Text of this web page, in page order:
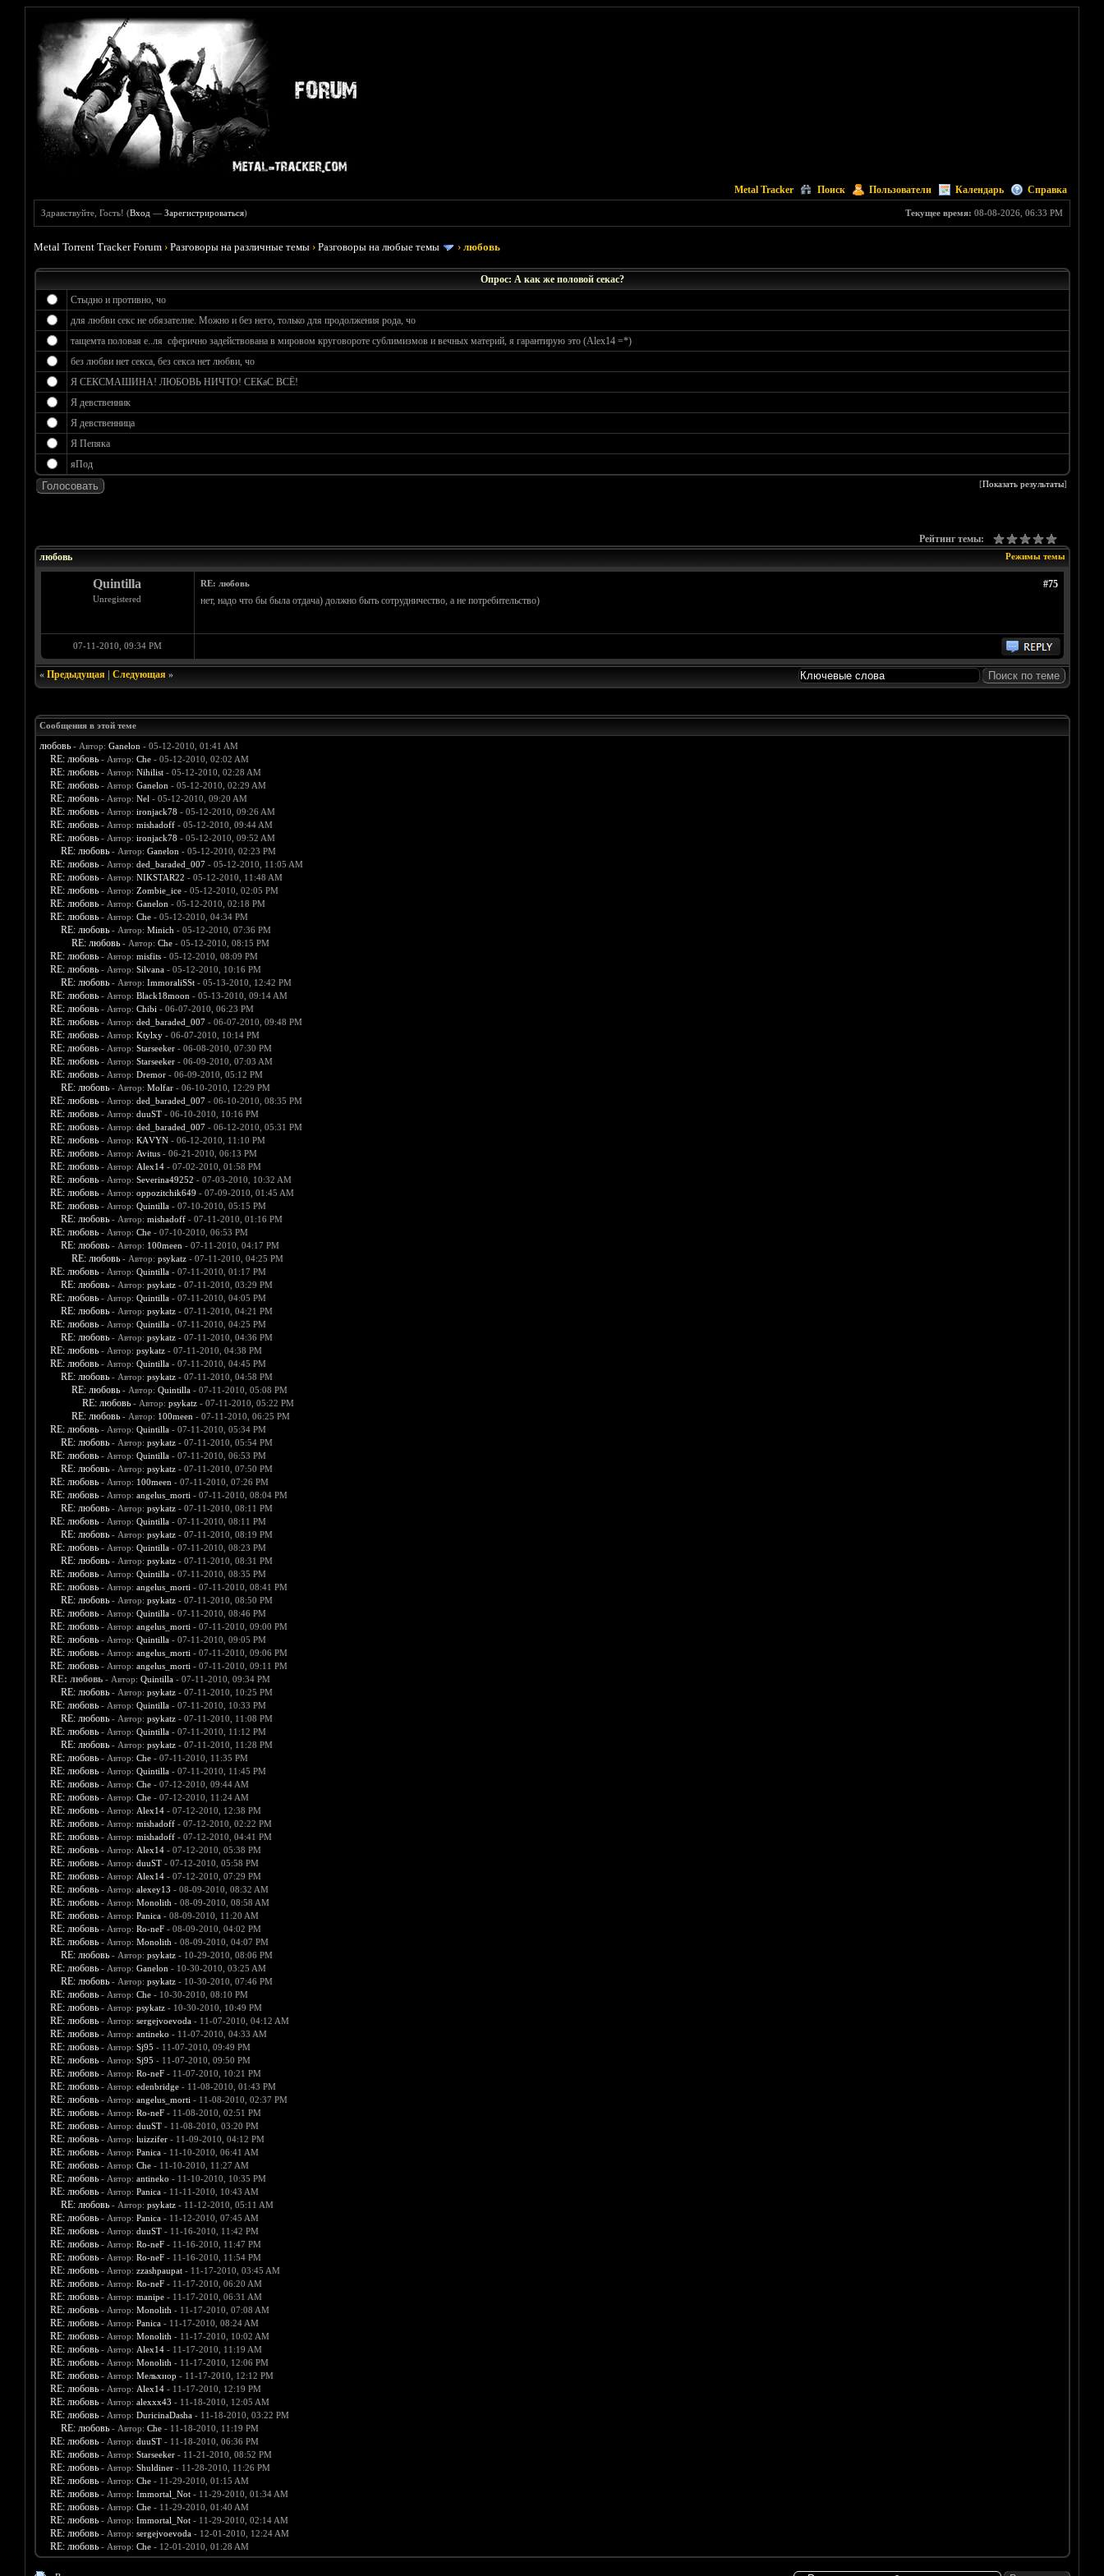
Metal Tracker Поиск Пользователи Календарь Справка
Текущее время: 08-08-2026, 06:33 PM
Здравствуйте, Гость! (Вход —Зарегистрироваться)
Metal Torrent Tracker Forum ›Разговоры на различные темы ›Разговоры на любые темы ›любовь
Опрос: А как же половой секас?
Стыдно и противно, чо
для любви секс не обязателне. Можно и без него, только для продолжения рода, чо
тащемта половая е..ля сферично задействована в мировом круговороте сублимизмов и вечных материй, я гарантирую это (Alex14 =*)
без любви нет секса, без секса нет любви, чо
Я СЕКСМАШИНА! ЛЮБОВЬ НИЧТО! СЕКаС ВСЁ!
Я девственник
Я девственница
Я Пепяка
яПод
[Показать результаты]
Рейтинг темы:
Режимы темы
любовь
Quintilla
Unregistered
#75
RE: любовь
нет, надо что бы была отдача) должно быть сотрудничество, а не потребительство)
07-11-2010, 09:34 PM
« Предыдущая| Следующая»
Сообщения в этой теме
любовь - Автор: Ganelon - 05-12-2010, 01:41 AM
RE: любовь - Автор: Che- 05-12-2010, 02:02 AM
RE: любовь - Автор: Nihilist- 05-12-2010, 02:28 AM
RE: любовь - Автор: Ganelon - 05-12-2010, 02:29 AM
RE: любовь - Автор: Nel - 05-12-2010, 09:20 AM
RE: любовь - Автор: ironjack78 - 05-12-2010, 09:26 AM
RE: любовь - Автор: mishadoff- 05-12-2010, 09:44 AM
RE: любовь - Автор: ironjack78 - 05-12-2010, 09:52 AM
RE: любовь - Автор: Ganelon - 05-12-2010, 02:23 PM
RE: любовь - Автор: ded_baraded_007- 05-12-2010, 11:05 AM
RE: любовь - Автор: NIKSTAR22 - 05-12-2010, 11:48 AM
RE: любовь - Автор: Zombie_ice- 05-12-2010, 02:05 PM
RE: любовь - Автор: Ganelon - 05-12-2010, 02:18 PM
RE: любовь - Автор: Che- 05-12-2010, 04:34 PM
RE: любовь - Автор: Minich - 05-12-2010, 07:36 PM
RE: любовь - Автор: Che- 05-12-2010, 08:15 PM
RE: любовь - Автор: misfits- 05-12-2010, 08:09 PM
RE: любовь - Автор: Silvana- 05-12-2010, 10:16 PM
RE: любовь - Автор: ImmoraliSSt- 05-13-2010, 12:42 PM
RE: любовь - Автор: Black18moon - 05-13-2010, 09:14 AM
RE: любовь - Автор: Chibi - 06-07-2010, 06:23 PM
RE: любовь - Автор: ded_baraded_007- 06-07-2010, 09:48 PM
RE: любовь - Автор: Ktylxy- 06-07-2010, 10:14 PM
RE: любовь - Автор: Starseeker- 06-08-2010, 07:30 PM
RE: любовь - Автор: Starseeker- 06-09-2010, 07:03 AM
RE: любовь - Автор: Dremor- 06-09-2010, 05:12 PM
RE: любовь - Автор: Molfar- 06-10-2010, 12:29 PM
RE: любовь - Автор: ded_baraded_007- 06-10-2010, 08:35 PM
RE: любовь - Автор: duuST- 06-10-2010, 10:16 PM
RE: любовь - Автор: ded_baraded_007- 06-12-2010, 05:31 PM
RE: любовь - Автор: КАVYN- 06-12-2010, 11:10 PM
RE: любовь - Автор: Avitus- 06-21-2010, 06:13 PM
RE: любовь - Автор: Alex14- 07-02-2010, 01:58 PM
RE: любовь - Автор: Severina49252 - 07-03-2010, 10:32 AM
RE: любовь - Автор: oppozitchik649 - 07-09-2010, 01:45 AM
RE: любовь - Автор: Quintilla- 07-10-2010, 05:15 PM
RE: любовь - Автор: mishadoff- 07-11-2010, 01:16 PM
RE: любовь - Автор: Che- 07-10-2010, 06:53 PM
RE: любовь - Автор: 100meen - 07-11-2010, 04:17 PM
RE: любовь - Автор: psykatz- 07-11-2010, 04:25 PM
RE: любовь - Автор: Quintilla- 07-11-2010, 01:17 PM
RE: любовь - Автор: psykatz- 07-11-2010, 03:29 PM
RE: любовь - Автор: Quintilla- 07-11-2010, 04:05 PM
RE: любовь - Автор: psykatz- 07-11-2010, 04:21 PM
RE: любовь - Автор: Quintilla- 07-11-2010, 04:25 PM
RE: любовь - Автор: psykatz- 07-11-2010, 04:36 PM
RE: любовь - Автор: psykatz- 07-11-2010, 04:38 PM
RE: любовь - Автор: Quintilla- 07-11-2010, 04:45 PM
RE: любовь - Автор: psykatz- 07-11-2010, 04:58 PM
RE: любовь - Автор: Quintilla- 07-11-2010, 05:08 PM
RE: любовь - Автор: psykatz- 07-11-2010, 05:22 PM
RE: любовь - Автор: 100meen - 07-11-2010, 06:25 PM
RE: любовь - Автор: Quintilla- 07-11-2010, 05:34 PM
RE: любовь - Автор: psykatz- 07-11-2010, 05:54 PM
RE: любовь - Автор: Quintilla- 07-11-2010, 06:53 PM
RE: любовь - Автор: psykatz- 07-11-2010, 07:50 PM
RE: любовь - Автор: 100meen - 07-11-2010, 07:26 PM
RE: любовь - Автор: angelus_morti - 07-11-2010, 08:04 PM
RE: любовь - Автор: psykatz- 07-11-2010, 08:11 PM
RE: любовь - Автор: Quintilla- 07-11-2010, 08:11 PM
RE: любовь - Автор: psykatz- 07-11-2010, 08:19 PM
RE: любовь - Автор: Quintilla- 07-11-2010, 08:23 PM
RE: любовь - Автор: psykatz- 07-11-2010, 08:31 PM
RE: любовь - Автор: Quintilla- 07-11-2010, 08:35 PM
RE: любовь - Автор: angelus_morti - 07-11-2010, 08:41 PM
RE: любовь - Автор: psykatz- 07-11-2010, 08:50 PM
RE: любовь - Автор: Quintilla- 07-11-2010, 08:46 PM
RE: любовь - Автор: angelus_morti - 07-11-2010, 09:00 PM
RE: любовь - Автор: Quintilla- 07-11-2010, 09:05 PM
RE: любовь - Автор: angelus_morti - 07-11-2010, 09:06 PM
RE: любовь - Автор: angelus_morti - 07-11-2010, 09:11 PM
RE: любовь - Автор: Quintilla- 07-11-2010, 09:34 PM
RE: любовь - Автор: psykatz- 07-11-2010, 10:25 PM
RE: любовь - Автор: Quintilla- 07-11-2010, 10:33 PM
RE: любовь - Автор: psykatz- 07-11-2010, 11:08 PM
RE: любовь - Автор: Quintilla- 07-11-2010, 11:12 PM
RE: любовь - Автор: psykatz- 07-11-2010, 11:28 PM
RE: любовь - Автор: Che- 07-11-2010, 11:35 PM
RE: любовь - Автор: Quintilla- 07-11-2010, 11:45 PM
RE: любовь - Автор: Che- 07-12-2010, 09:44 AM
RE: любовь - Автор: Che- 07-12-2010, 11:24 AM
RE: любовь - Автор: Alex14- 07-12-2010, 12:38 PM
RE: любовь - Автор: mishadoff- 07-12-2010, 02:22 PM
RE: любовь - Автор: mishadoff- 07-12-2010, 04:41 PM
RE: любовь - Автор: Alex14- 07-12-2010, 05:38 PM
RE: любовь - Автор: duuST- 07-12-2010, 05:58 PM
RE: любовь - Автор: Alex14- 07-12-2010, 07:29 PM
RE: любовь - Автор: alexey13 - 08-09-2010, 08:32 AM
RE: любовь - Автор: Monolith - 08-09-2010, 08:58 AM
RE: любовь - Автор: Panica- 08-09-2010, 11:20 AM
RE: любовь - Автор: Ro-neF- 08-09-2010, 04:02 PM
RE: любовь - Автор: Monolith - 08-09-2010, 04:07 PM
RE: любовь - Автор: psykatz- 10-29-2010, 08:06 PM
RE: любовь - Автор: Ganelon - 10-30-2010, 03:25 AM
RE: любовь - Автор: psykatz- 10-30-2010, 07:46 PM
RE: любовь - Автор: Che- 10-30-2010, 08:10 PM
RE: любовь - Автор: psykatz- 10-30-2010, 10:49 PM
RE: любовь - Автор: sergejvoevoda- 11-07-2010, 04:12 AM
RE: любовь - Автор: antineko - 11-07-2010, 04:33 AM
RE: любовь - Автор: Sj95 - 11-07-2010, 09:49 PM
RE: любовь - Автор: Sj95 - 11-07-2010, 09:50 PM
RE: любовь - Автор: Ro-neF- 11-07-2010, 10:21 PM
RE: любовь - Автор: edenbridge- 11-08-2010, 01:43 PM
RE: любовь - Автор: angelus_morti - 11-08-2010, 02:37 PM
RE: любовь - Автор: Ro-neF- 11-08-2010, 02:51 PM
RE: любовь - Автор: duuST- 11-08-2010, 03:20 PM
RE: любовь - Автор: luizzifer- 11-09-2010, 04:12 PM
RE: любовь - Автор: Panica- 11-10-2010, 06:41 AM
RE: любовь - Автор: Che- 11-10-2010, 11:27 AM
RE: любовь - Автор: antineko - 11-10-2010, 10:35 PM
RE: любовь - Автор: Panica- 11-11-2010, 10:43 AM
RE: любовь - Автор: psykatz- 11-12-2010, 05:11 AM
RE: любовь - Автор: Panica- 11-12-2010, 07:45 AM
RE: любовь - Автор: duuST- 11-16-2010, 11:42 PM
RE: любовь - Автор: Ro-neF- 11-16-2010, 11:47 PM
RE: любовь - Автор: Ro-neF- 11-16-2010, 11:54 PM
RE: любовь - Автор: zzashpaupat- 11-17-2010, 03:45 AM
RE: любовь - Автор: Ro-neF- 11-17-2010, 06:20 AM
RE: любовь - Автор: manipe- 11-17-2010, 06:31 AM
RE: любовь - Автор: Monolith - 11-17-2010, 07:08 AM
RE: любовь - Автор: Panica- 11-17-2010, 08:24 AM
RE: любовь - Автор: Monolith - 11-17-2010, 10:02 AM
RE: любовь - Автор: Alex14- 11-17-2010, 11:19 AM
RE: любовь - Автор: Monolith - 11-17-2010, 12:06 PM
RE: любовь - Автор: Мельхиор - 11-17-2010, 12:12 PM
RE: любовь - Автор: Alex14- 11-17-2010, 12:19 PM
RE: любовь - Автор: alexxx43 - 11-18-2010, 12:05 AM
RE: любовь - Автор: DuricinaDasha- 11-18-2010, 03:22 PM
RE: любовь - Автор: Che- 11-18-2010, 11:19 PM
RE: любовь - Автор: duuST- 11-18-2010, 06:36 PM
RE: любовь - Автор: Starseeker- 11-21-2010, 08:52 PM
RE: любовь - Автор: Shuldiner- 11-28-2010, 11:26 PM
RE: любовь - Автор: Che- 11-29-2010, 01:15 AM
RE: любовь - Автор: Immortal_Not- 11-29-2010, 01:34 AM
RE: любовь - Автор: Che- 11-29-2010, 01:40 AM
RE: любовь - Автор: Immortal_Not- 11-29-2010, 02:14 AM
RE: любовь - Автор: sergejvoevoda- 12-01-2010, 12:24 AM
RE: любовь - Автор: Che- 12-01-2010, 01:28 AM